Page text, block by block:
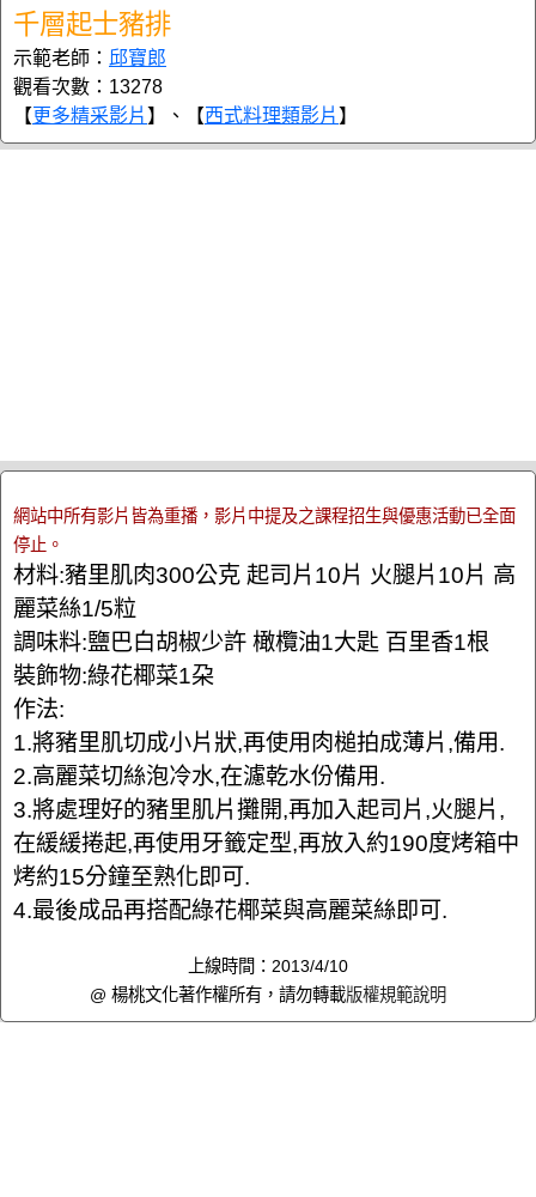
千層起士豬排
示範老師： 邱寶郎
觀看次數：13278
【更多精采影片 】、【西式料理類影片 】
網站中所有影片皆為重播，影片中提及之課程招生與優惠活動已全面
停止。
材料:豬里肌肉300公克 起司片10片 火腿片10片 高
麗菜絲1/5粒
調味料:鹽巴白胡椒少許 橄欖油1大匙 百里香1根
裝飾物:綠花椰菜1朶
作法:
1.將豬里肌切成小片狀,再使用肉槌拍成薄片,備用.
2.高麗菜切絲泡冷水,在濾乾水份備用.
3.將處理好的豬里肌片攤開,再加入起司片,火腿片,
在緩緩捲起,再使用牙籤定型,再放入約190度烤箱中
烤約15分鐘至熟化即可.
4.最後成品再搭配綠花椰菜與高麗菜絲即可.
上線時間：2013/4/10
@ 楊桃文化著作權所有，請勿轉載版權規範說明